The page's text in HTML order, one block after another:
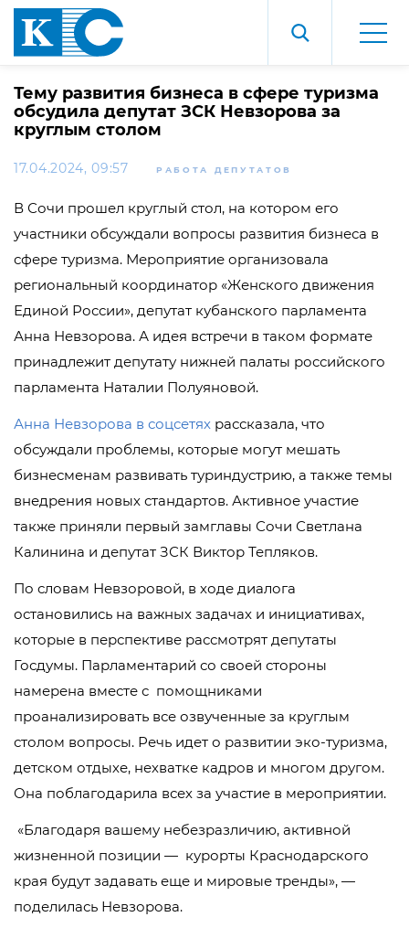
Тему развития бизнеса в сфере туризма
обсудила депутат ЗСК Невзорова за
круглым столом
17.04.2024, 09:57 РАБОТА ДЕПУТАТОВ
В Сочи прошел круглый стол, на котором его
участники обсуждали вопросы развития бизнеса в
сфере туризма. Мероприятие организовала
региональный координатор «Женского движения
Единой России», депутат кубанского парламента
Анна Невзорова. А идея встречи в таком формате
принадлежит депутату нижней палаты российского
парламента Наталии Полуяновой.
Анна Невзорова в соцсетях рассказала, что
обсуждали проблемы, которые могут мешать
бизнесменам развивать туриндустрию, а также темы
внедрения новых стандартов. Активное участие
также приняли первый замглавы Сочи Светлана
Калинина и депутат ЗСК Виктор Тепляков.
По словам Невзоровой, в ходе диалога
остановились на важных задачах и инициативах,
которые в перспективе рассмотрят депутаты
Госдумы. Парламентарий со своей стороны
намерена вместе с помощниками
проанализировать все озвученные за круглым
столом вопросы. Речь идет о развитии эко-туризма,
детском отдыхе, нехватке кадров и многом другом.
Она поблагодарила всех за участие в мероприятии.
«Благодаря вашему небезразличию, активной
жизненной позиции — курорты Краснодарского
края будут задавать еще и мировые тренды», —
поделилась Невзорова.